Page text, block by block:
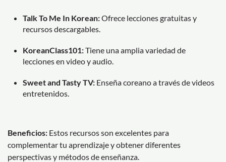
Talk To Me In Korean:Ofrece lecciones gratuitas y
recursos descargables.
KoreanClass101:Tiene una amplia variedad de
lecciones en video y audio.
Sweet and Tasty TV: Enseña coreano a través de videos
entretenidos.
Beneficios: Estos recursos son excelentes para
complementar tu aprendizaje y obtener diferentes
perspectivas y métodos de enseñanza.